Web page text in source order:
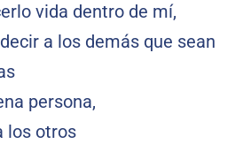
vida dentro de mí,
a los demás que sean
persona,
los otros